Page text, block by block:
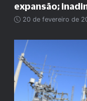
expansão;
20 de fevereiro de